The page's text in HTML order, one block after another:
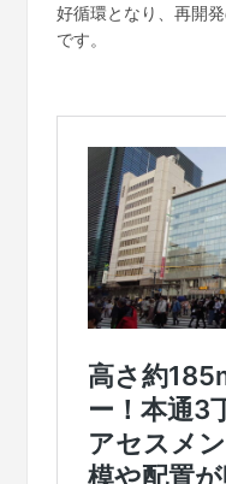
好循環となり、再開
です。